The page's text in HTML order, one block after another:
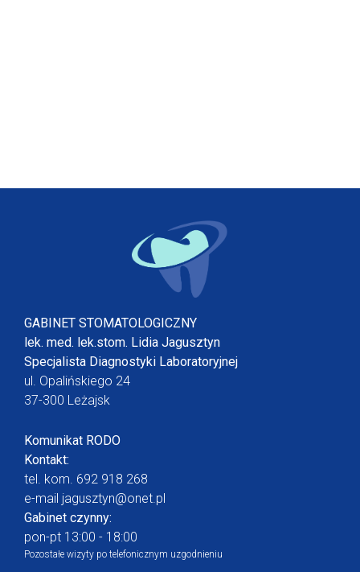
GABINET STOMATOLOGICZNY
lek. med. lek.stom. Lidia Jagusztyn
Specjalista Diagnostyki Laboratoryjnej
ul. Opalińskiego 24
37-300 Leżajsk
Komunikat RODO
Kontakt:
tel. kom. 692 918 268
e-mail jagusztyn@onet.pl
Gabinet czynny:
pon-pt 13:00 - 18:00
Pozostałe wizyty po telefonicznym uzgodnieniu